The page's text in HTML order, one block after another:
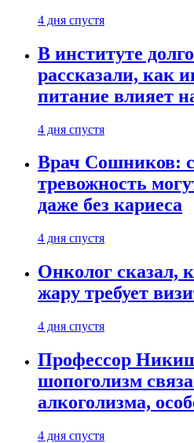
4 дня спустя
В институте
рассказали, как
питание влияет
4 дня спустя
Врач Сошников:
тревожность
даже без кариеса
4 дня спустя
Онколог сказал,
жару требует
4 дня спустя
Профессор
шопоголизм
алкоголизма,
4 дня спустя